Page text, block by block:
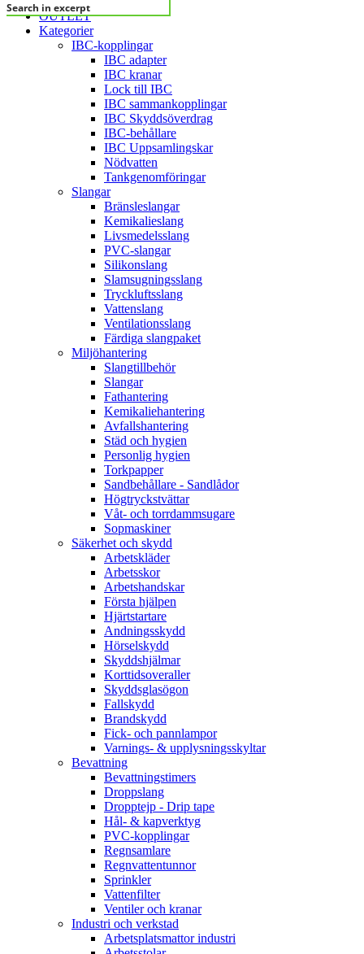
Search in excerpt
OUTLET
Kategorier
IBC-kopplingar
IBC adapter
IBC kranar
Lock till IBC
IBC sammankopplingar
IBC Skyddsöverdrag
IBC-behållare
IBC Uppsamlingskar
Nödvatten
Tankgenomföringar
Slangar
Bränsleslangar
Kemikalieslang
Livsmedelsslang
PVC-slangar
Silikonslang
Slamsugningsslang
Tryckluftsslang
Vattenslang
Ventilationsslang
Färdiga slangpaket
Miljöhantering
Slangtillbehör
Slangar
Fathantering
Kemikaliehantering
Avfallshantering
Städ och hygien
Personlig hygien
Torkpapper
Sandbehållare - Sandlådor
Högtryckstvättar
Våt- och torrdammsugare
Sopmaskiner
Säkerhet och skydd
Arbetskläder
Arbetsskor
Arbetshandskar
Första hjälpen
Hjärtstartare
Andningsskydd
Hörselskydd
Skyddshjälmar
Korttidsoveraller
Skyddsglasögon
Fallskydd
Brandskydd
Fick- och pannlampor
Varnings- & upplysningsskyltar
Bevattning
Bevattningstimers
Droppslang
Dropptejp - Drip tape
Hål- & kapverktyg
PVC-kopplingar
Regnsamlare
Regnvattentunnor
Sprinkler
Vattenfilter
Ventiler och kranar
Industri och verkstad
Arbetsplatsmattor industri